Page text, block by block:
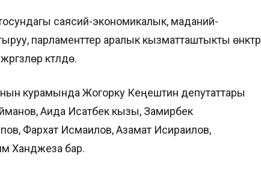
саясий-экономикалык, маданий-
парламенттер аралык кызматташтыкты өнүктүрүү
күтүлүүдө.
курамында Жогорку Кеңештин депутаттары
Аида Исатбек кызы, Замирбек
Фархат Исмаилов, Азамат Исираилов,
Ханджеза бар.